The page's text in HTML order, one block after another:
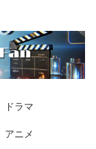
ドラマ
アニメ